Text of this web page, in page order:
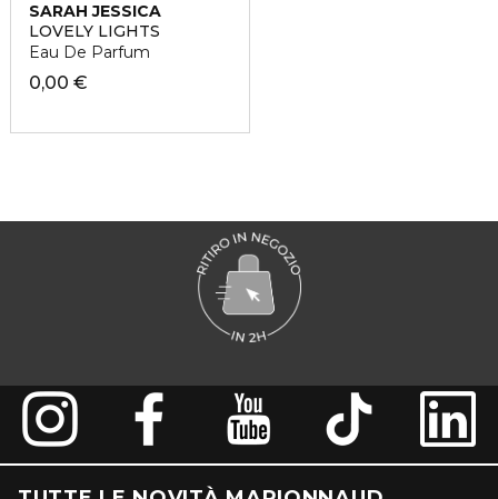
SARAH JESSICA
PARKER
LOVELY LIGHTS
Eau De Parfum
0,00 €